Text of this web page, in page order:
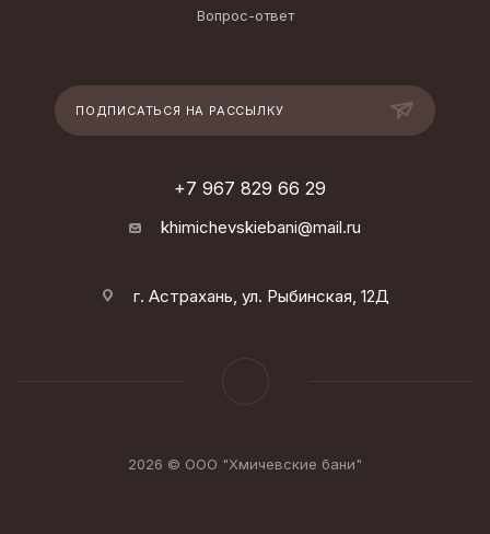
Вопрос-ответ
ПОДПИСАТЬСЯ НА РАССЫЛКУ
+7 967 829 66 29
khimichevskiebani@mail.ru
г. Астрахань, ул. Рыбинская, 12Д
2026 © ООО "Хмичевские бани"